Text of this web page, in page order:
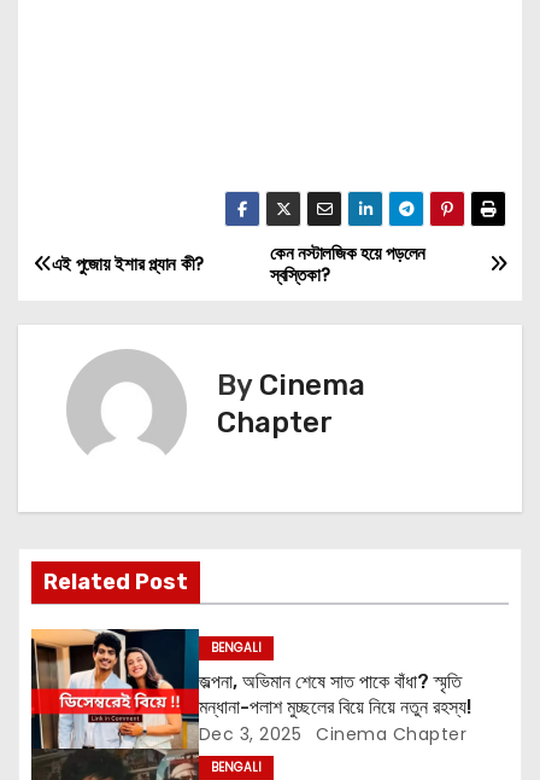
P
o
a
v
i
g
a
কেন নস্টালজিক হয়ে পড়লেন
স্বস্তিকা?
এই পুজোয় ইশার প্ল্যান কী?
By Cinema
Chapter
Related Post
BENGALI
জল্পনা, অভিমান শেষে সাত পাকে বাঁধা? স্মৃতি
মন্ধানা-পলাশ মুচ্ছলের বিয়ে নিয়ে নতুন রহস্য!
Dec 3, 2025 Cinema Chapter
BENGALI